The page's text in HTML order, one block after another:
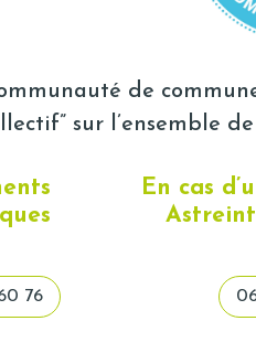
de
sur l’ensemble
76
En cas